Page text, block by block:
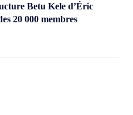
Betu Kele d’Éric
20 000 membres